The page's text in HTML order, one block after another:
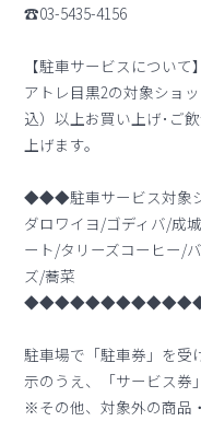
☎03-5435-4156
【駐車サービスについて】
アトレ目黒2の対象ショ
込）以上お買い上げ･ご
上げます。
◆◆◆駐車サービス対
ダロワイヨ/ゴディバ/成
ート/タリーズコーヒー/
ズ/蕎菜
駐車場で「駐車券」を受
示のうえ、「サービス券
※その他、対象外の商品